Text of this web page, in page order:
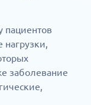
пациентов
заболевание